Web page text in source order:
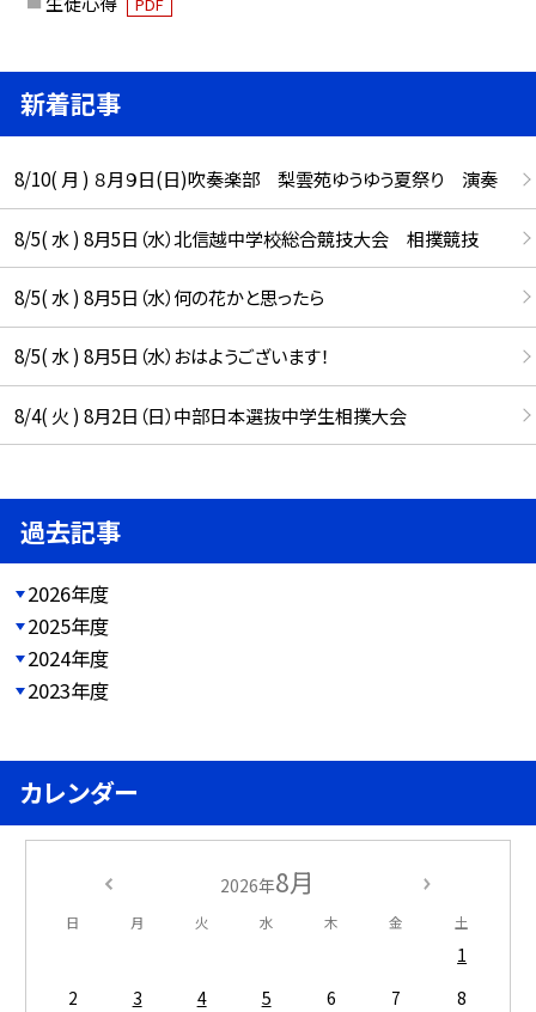
新着記事
8/10( 月 ) ８月９日(日)吹奏楽部 梨雲苑ゆうゆう夏祭り 演奏
8/5( 水 ) 8月5日（水）北信越中学校総合競技大会 相撲競技
8/5( 水 ) 8月5日（水）何の花かと思ったら
8/5( 水 ) 8月5日（水）おはようございます！
8/4( 火 ) 8月2日（日）中部日本選抜中学生相撲大会
過去記事
2026年度
2025年度
2024年度
2023年度
カレンダー
2026年8月
日 月 火 水 木 金 土
1
2
3 4 5 6 7
8